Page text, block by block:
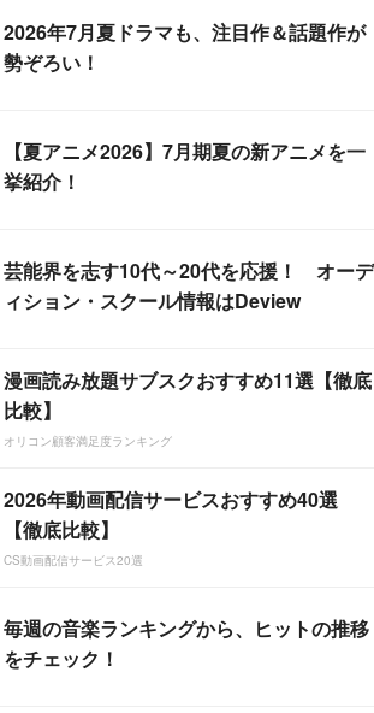
2026年7月夏ドラマも、注目作＆話題作が
勢ぞろい！
【夏アニメ2026】7月期夏の新アニメを一
挙紹介！
芸能界を志す10代～20代を応援！ オーデ
ィション・スクール情報はDeview
漫画読み放題サブスクおすすめ11選【徹底
比較】
オリコン顧客満足度ランキング
2026年動画配信サービスおすすめ40選
【徹底比較】
CS動画配信サービス20選
毎週の音楽ランキングから、ヒットの推移
をチェック！